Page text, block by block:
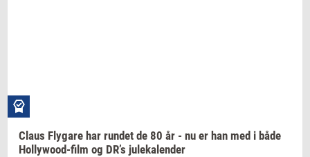
Claus Fly­ga­re har run­det de 80 år - nu er han med i både
Hollywood-​film og DR’s ju­le­ka­len­der